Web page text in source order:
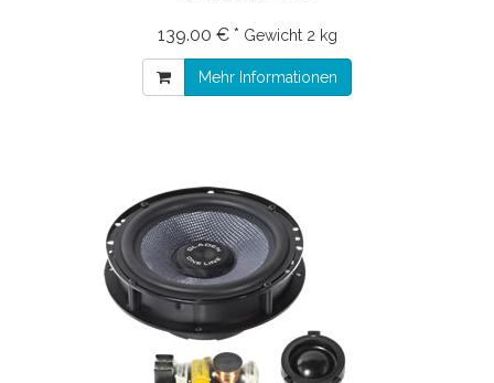
139.00 € * Gewicht 2 kg
Mehr Informationen